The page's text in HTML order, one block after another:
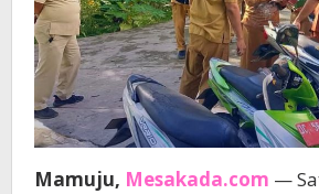
Mamuju, Mesakada.com —